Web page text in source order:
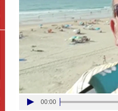
00:00